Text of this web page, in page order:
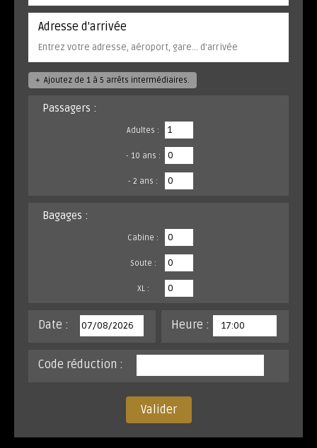
Adresse d'arrivée
Ajoutez de 1 à 5 arrêts intermédiaires.
+
Passagers :
Adultes :
- 10 ans :
- 2 ans :
Bagages :
Cabine :
Soute :
XL :
Date : Heure :
Code réduction :
Valider